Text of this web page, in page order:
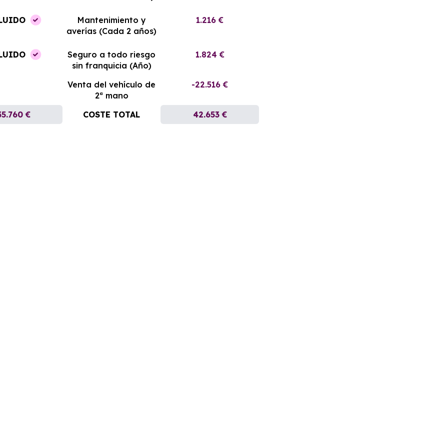
Mantenimiento y
averías (Cada 2 años)
1.216 €
Seguro a todo riesgo
sin franquicia (Año)
1.824 €
Venta del vehículo de
2ª mano
-22.516 €
€ COSTE TOTAL 42.653 €